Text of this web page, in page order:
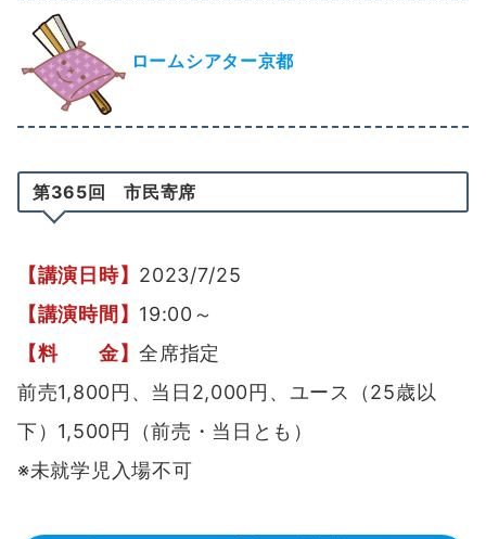
ロームシアター京都
第365回 市民寄席
【講演日時】 2023/7/25
【講演時間】 19:00～
【料 金】全席指定
前売1,800円、当日2,000円、ユース（25歳以
下）1,500円（前売・当日とも）
※未就学児入場不可